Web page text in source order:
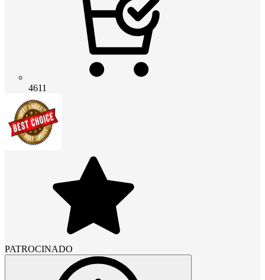
4611
PATROCINADO